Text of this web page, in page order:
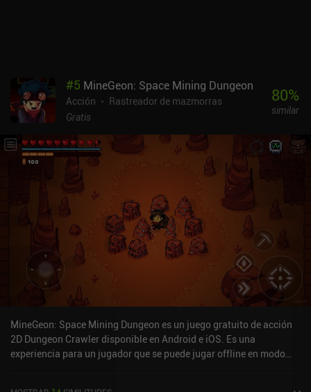
Con muy poca progresión permanente, las cosas acaban
volviéndose repetitivas, pero es un juego estupendo para divertirse
rápidamente.
#5 MineGeon: Space Mining Dungeon
Acción
Rastreador de mazmorras
Gratis
80%
similar
MineGeon: Space Mining Dungeon es un juego gratuito de acción
2D Dungeon Crawler disponible en Android e iOS. Es una
experiencia para un jugador que se puede jugar offline en modo